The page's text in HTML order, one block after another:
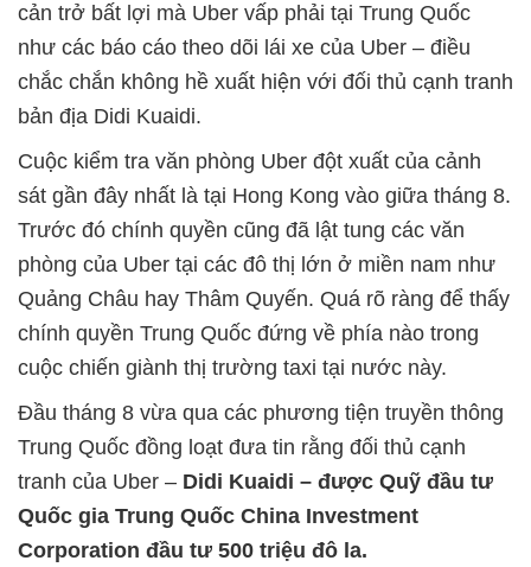
cản trở bất lợi mà Uber vấp phải tại Trung Quốc
như các báo cáo theo dõi lái xe của Uber – điều
chắc chắn không hề xuất hiện với đối thủ cạnh tranh
bản địa Didi Kuaidi.
Cuộc kiểm tra văn phòng Uber đột xuất của cảnh
sát gần đây nhất là tại Hong Kong vào giữa tháng 8.
Trước đó chính quyền cũng đã lật tung các văn
phòng của Uber tại các đô thị lớn ở miền nam như
Quảng Châu hay Thâm Quyến. Quá rõ ràng để thấy
chính quyền Trung Quốc đứng về phía nào trong
cuộc chiến giành thị trường taxi tại nước này.
Đầu tháng 8 vừa qua các phương tiện truyền thông
Trung Quốc đồng loạt đưa tin rằng đối thủ cạnh
tranh của Uber – Didi Kuaidi – được Quỹ đầu tư
Quốc gia Trung Quốc China Investment
Corporation đầu tư 500 triệu đô la.